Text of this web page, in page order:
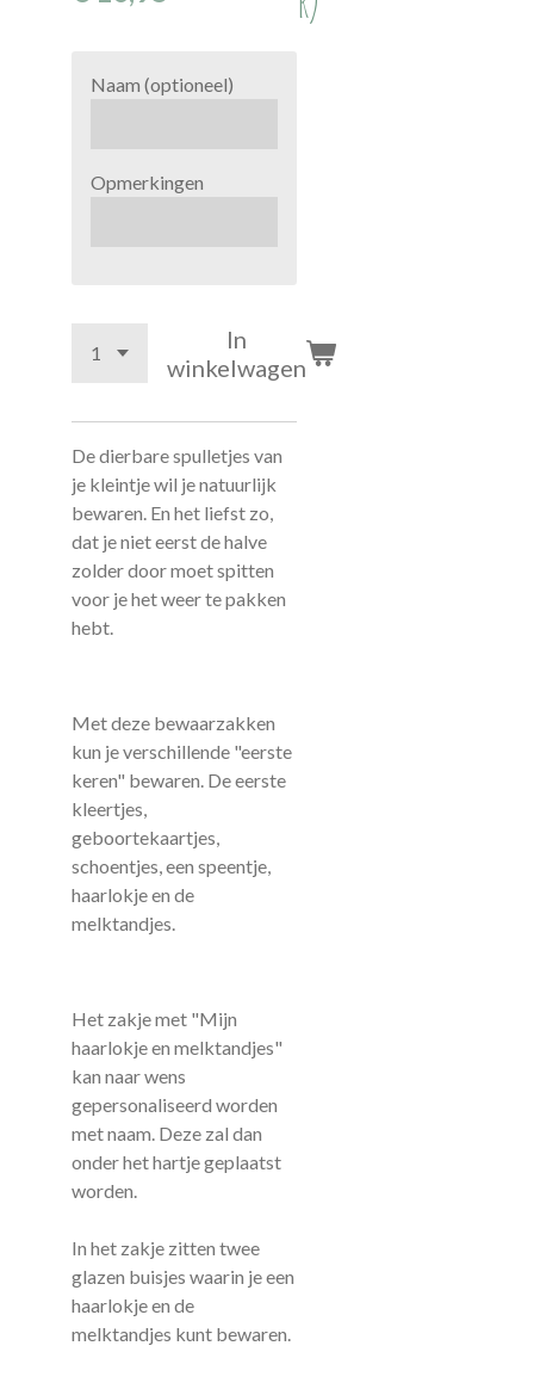
Naam (optioneel)
Opmerkingen
In
winkelwagen
De dierbare spulletjes van
je kleintje wil je natuurlijk
bewaren. En het liefst zo,
dat je niet eerst de halve
zolder door moet spitten
voor je het weer te pakken
hebt.
Met deze bewaarzakken
kun je verschillende "eerste
keren" bewaren. De eerste
kleertjes,
geboortekaartjes,
schoentjes, een speentje,
haarlokje en de
melktandjes.
Het zakje met "Mijn
haarlokje en melktandjes"
kan naar wens
gepersonaliseerd worden
met naam. Deze zal dan
onder het hartje geplaatst
worden.
In het zakje zitten twee
glazen buisjes waarin je een
haarlokje en de
melktandjes kunt bewaren.